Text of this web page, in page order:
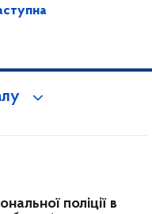
поліції в